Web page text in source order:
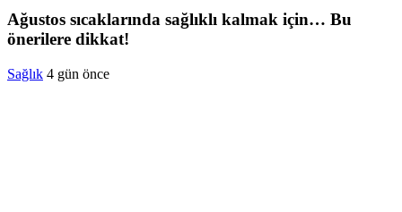
Ağustos sıcaklarında sağlıklı kalmak için… Bu
önerilere dikkat!
Sağlık 4 gün önce